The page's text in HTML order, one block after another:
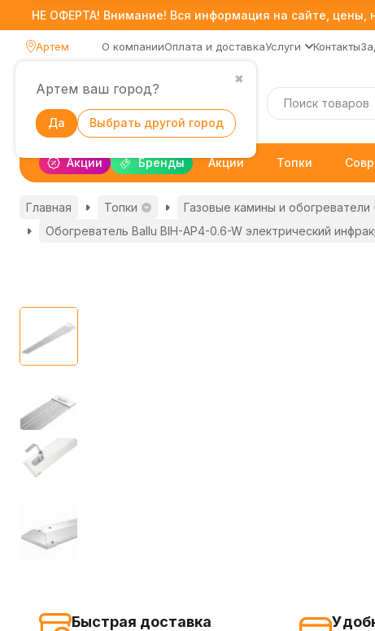
НЕ ОФЕРТА! Внимание! Вся информация на сайте, цены,
Артем
✖
Артем ваш город?
Да Выбрать другой город
О компанииОплата и доставкаУслуги Контакты
Акции Бренды Акции Топки
Главная Топки Газовые камины и обогреватели
Обогреватель Ballu BIH-AP4-0.6-W электрический
Быстрая доставка